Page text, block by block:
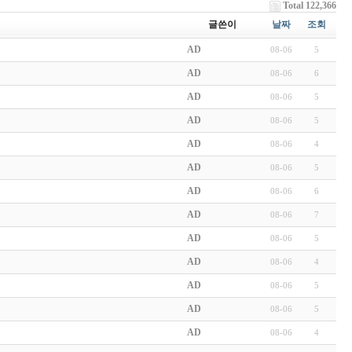
Total 122,366
글쓴이
날짜 조회
AD 08-06 5
AD 08-06 6
AD 08-06 5
AD 08-06 5
AD 08-06 4
AD 08-06 5
AD 08-06 6
AD 08-06 7
AD 08-06 5
AD 08-06 4
AD 08-06 5
AD 08-06 5
AD 08-06 4